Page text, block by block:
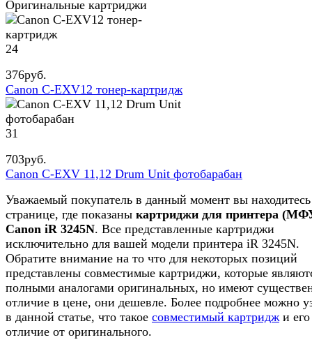
Оригинальные картриджи
24
376руб.
Canon C-EXV12 тонер-картридж
31
703руб.
Canon C-EXV 11,12 Drum Unit фотобарабан
Уважаемый покупатель в данный момент вы
странице, где показаны картриджи для принтера
Canon iR 3245N. Все представленные картриджи
исключительно для вашей модели принтера iR 3245N.
Обратите внимание на то что для некоторых позиций
представлены совместимые картриджи, которые
полными аналогами оригинальных, но имеют
отличие в цене, они дешевле. Более подробнее можно
в данной статье, что такое совместимый картридж и его
отличие от оригинального.